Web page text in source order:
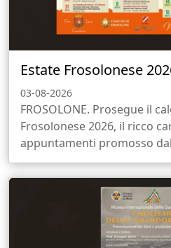
Estate Frosolonese
03-08-2026
FROSOLONE. Prosegue il
Frosolonese 2026, il ricco
appuntamenti promosso